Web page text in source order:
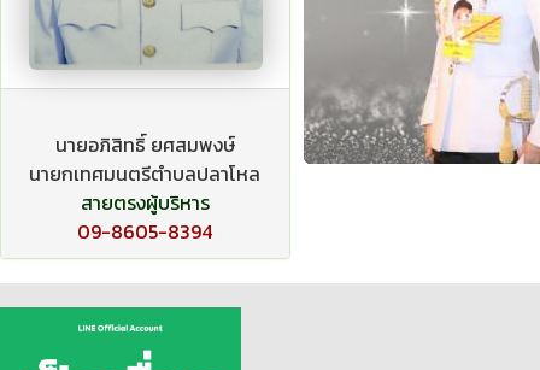
นายอภิสิทธิ์ ยศสมพงษ์
นายกเทศมนตรีตำบลปลาโหล
สายตรงผู้บริหาร
09-8605-8394